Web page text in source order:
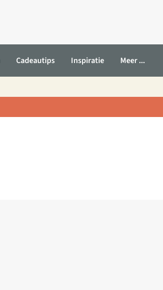
Cadeautips Inspiratie Meer ...